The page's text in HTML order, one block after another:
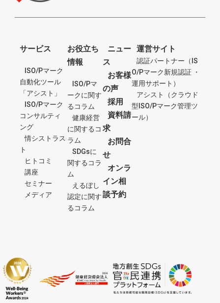
サービス
ISO/Pマーク
自動化ツール
「アシスト」
ISO/Pマーク
コンサルティ
ング
情シストラス
ト
ヒトコミ
講座
セミナー
メディア
お役立ち
情報
ISO/Pマ
ークに関す
るコラム
健康経営
に関するコ
ラム
SDGsに
関するコラ
ム
えるぼし
認定に関す
るコラム
ニュー
ス
お客様
の声
採用
資料請
求
お問合
せ
オンラ
イン相
談予約
運営サイト
認証パートナー（IS
O/Pマーク新規認証 ・
運用サポート）
アシスト（クラウド
型ISO/Pマーク管理ツ
ール）